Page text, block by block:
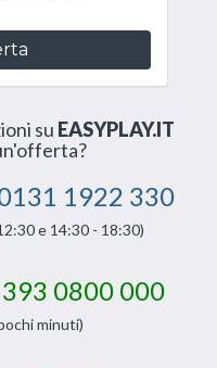
su EASYPLAY.IT
1922 330
e 14:30 - 18:30)
0800 000
minuti)